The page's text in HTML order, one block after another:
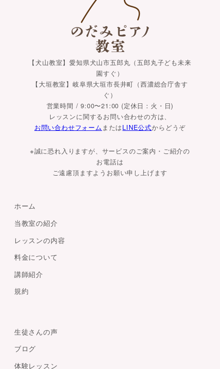
【犬山教室】愛知県犬山市五郎丸（五郎丸子ども未来
園すぐ）
【大垣教室】岐阜県大垣市長井町（西濃総合庁舎す
ぐ）
営業時間 / 9:00〜21:00 (定休日：火・日)
レッスンに関するお問い合わせの方は、
お問い合わせフォーム またはLINE公式からどうぞ
※誠に恐れ入りますが、サービスのご案内・ご紹介の
お電話は
ご遠慮頂ますようお願い申し上げます
ホーム
当教室の紹介
レッスンの内容
料金について
講師紹介
規約
生徒さんの声
ブログ
体験レッスン